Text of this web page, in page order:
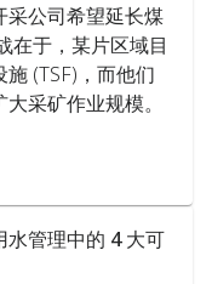
采公司希望延长煤
在于，某片区域目
(TSF)，而他们
采矿作业规模。
管理中的 4 大可